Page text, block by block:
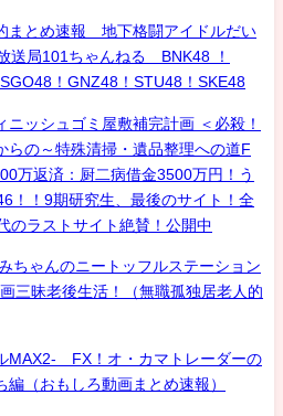
まとめ速報 地下格闘アイドルだい
送局101ちゃんねる BNK48 ！
！GNZ48！STU48！SKE48
ニッシュゴミ屋敷補完計画 ＜必殺！
らの～特殊清掃・遺品整理への道F
万返済：厨二病借金3500万円！う
！！9期研究生、最後のサイト！全
のラストサイト絶賛！公開中
ちゃんのニートッフルステーション
三昧老後生活！（無職孤独居老人的
MAX2- FX！オ・カマトレーダーの
（おもしろ動画まとめ速報）